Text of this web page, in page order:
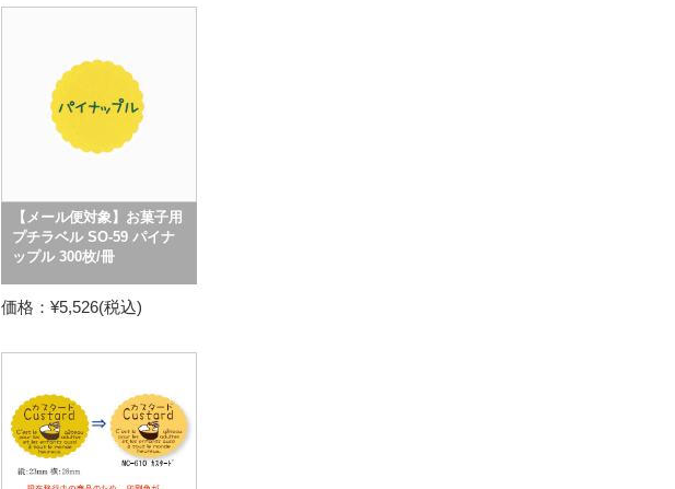
【メール便対象】お菓子用
プチラベル SO-59 パイナ
ップル 300枚/冊
価格：¥5,526(税込)